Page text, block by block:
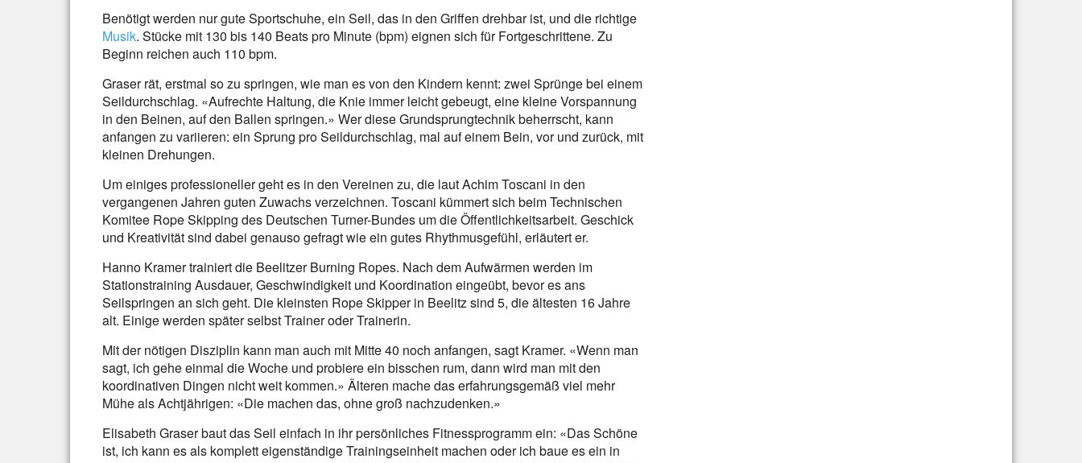
Benötigt werden nur gute Sportschuhe, ein Seil, das in den Griffen drehbar ist, und die richtige
Musik. Stücke mit 130 bis 140 Beats pro Minute (bpm) eignen sich für Fortgeschrittene. Zu
Beginn reichen auch 110 bpm.
Graser rät, erstmal so zu springen, wie man es von den Kindern kennt: zwei Sprünge bei einem
Seildurchschlag. «Aufrechte Haltung, die Knie immer leicht gebeugt, eine kleine Vorspannung
in den Beinen, auf den Ballen springen.» Wer diese Grundsprungtechnik beherrscht, kann
anfangen zu variieren: ein Sprung pro Seildurchschlag, mal auf einem Bein, vor und zurück, mit
kleinen Drehungen.
Um einiges professioneller geht es in den Vereinen zu, die laut Achim Toscani in den
vergangenen Jahren guten Zuwachs verzeichnen. Toscani kümmert sich beim Technischen
Komitee Rope Skipping des Deutschen Turner-Bundes um die Öffentlichkeitsarbeit. Geschick
und Kreativität sind dabei genauso gefragt wie ein gutes Rhythmusgefühl, erläutert er.
Hanno Kramer trainiert die Beelitzer Burning Ropes. Nach dem Aufwärmen werden im
Stationstraining Ausdauer, Geschwindigkeit und Koordination eingeübt, bevor es ans
Seilspringen an sich geht. Die kleinsten Rope Skipper in Beelitz sind 5, die ältesten 16 Jahre
alt. Einige werden später selbst Trainer oder Trainerin.
Mit der nötigen Disziplin kann man auch mit Mitte 40 noch anfangen, sagt Kramer. «Wenn man
sagt, ich gehe einmal die Woche und probiere ein bisschen rum, dann wird man mit den
koordinativen Dingen nicht weit kommen.» Älteren mache das erfahrungsgemäß viel mehr
Mühe als Achtjährigen: «Die machen das, ohne groß nachzudenken.»
Elisabeth Graser baut das Seil einfach in ihr persönliches Fitnessprogramm ein: «Das Schöne
ist, ich kann es als komplett eigenständige Trainingseinheit machen oder ich baue es ein in